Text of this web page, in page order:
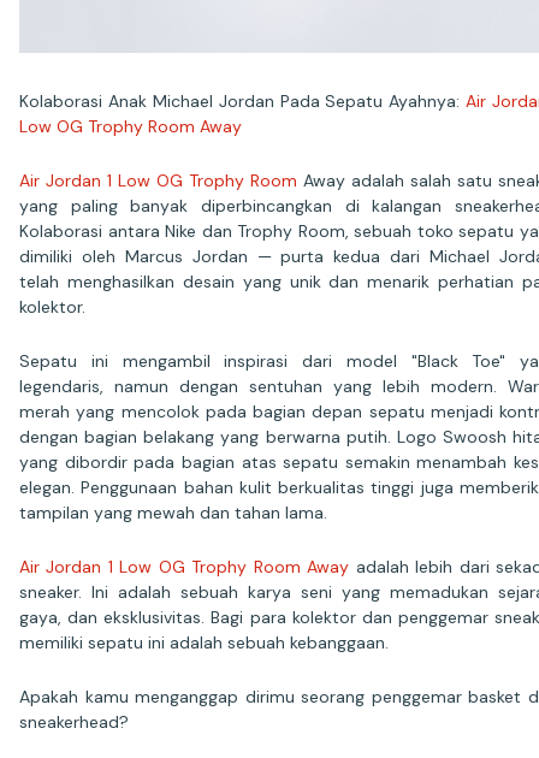
Kolaborasi Anak Michael Jordan Pada Sepatu Ayahnya:Air
Low OG Trophy Room Away
Air Jordan 1 Low OG Trophy Room Away adalah salah satu
yang paling banyak diperbincangkan di kalangan
Kolaborasi antara Nike dan Trophy Room, sebuah toko sepatu
dimiliki oleh Marcus Jordan — purta kedua dari Michael
telah menghasilkan desain yang unik dan menarik perhatian
kolektor.
Sepatu ini mengambil inspirasi dari model "Black Toe"
legendaris, namun dengan sentuhan yang lebih modern.
merah yang mencolok pada bagian depan sepatu menjadi
dengan bagian belakang yang berwarna putih. Logo Swoosh
yang dibordir pada bagian atas sepatu semakin menambah
elegan. Penggunaan bahan kulit berkualitas tinggi juga
tampilan yang mewah dan tahan lama.
Air Jordan 1 Low OG Trophy Room Away adalah lebih dari
sneaker. Ini adalah sebuah karya seni yang memadukan
gaya, dan eksklusivitas. Bagi para kolektor dan penggemar
memiliki sepatu ini adalah sebuah kebanggaan.
Apakah kamu menganggap dirimu seorang penggemar basket
sneakerhead?